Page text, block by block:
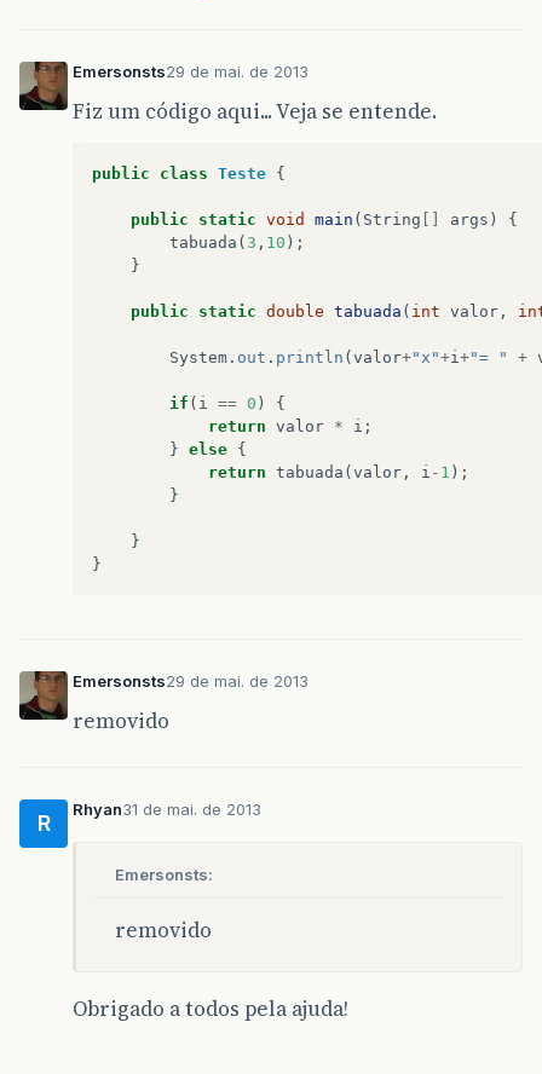
Emersonsts29 de mai. de 2013
Fiz um código aqui... Veja se entende.
public class Teste {
public static void main ( String args )
{
tabuada ( 3 , 10 );
}
public static double tabuada ( int valor ,
System . out . println ( valor+"x"+i+"= " +
if ( i == 0 )
{
return valor * i ;
} else {
return tabuada ( valor , i - 1 );
}
}
}
Emersonsts29 de mai. de 2013
removido
R
Rhyan31 de mai. de 2013
Emersonsts:
removido
Obrigado a todos pela ajuda!